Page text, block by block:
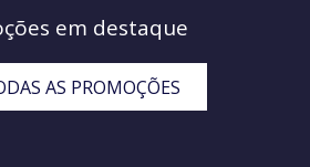
em destaque
AS PROMOÇÕES